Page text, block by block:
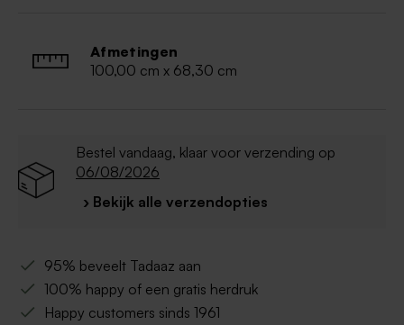
product niet in een pakjesautomaat geleverd
worden. Ook levering met Mondial Relay is niet
Afmetingen
100,00 cm x 68,30 cm
Bestel vandaag, klaar voor verzending op
06/08/2026
› Bekijk alle verzendopties
95% beveelt Tadaaz aan
100% happy of een gratis herdruk
Happy customers sinds 1961